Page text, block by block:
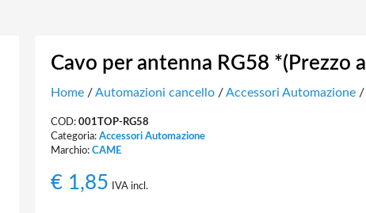
Cavo per antenna RG58 *(Prezzo
Home/Automazioni cancello/Accessori Automazione/
COD: 001TOP-RG58
Categoria: Accessori Automazione
Marchio: CAME
€1,85 IVA incl.